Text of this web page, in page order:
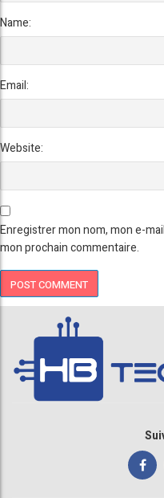
Name:
Email:
Website:
Enregistrer mon nom, mon e-
mon prochain commentaire.